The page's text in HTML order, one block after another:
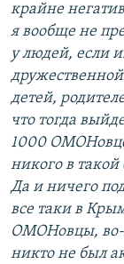
крайне
я вообще не
у людей, если
детей,
что тогда
1000
никого в такой
Да и ничего
все таки в
ОМОНовцы, во-
никто не был